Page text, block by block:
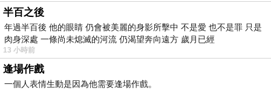
實際上就是想要遠離這個家
弟弟就業後
父母給他買了一套市區的房子
讓他能夠好好做事賺錢
半百之後
年過半百後 他的眼睛 仍會被美麗的身影所擊中 不是愛 也不是罪 只是
肉身深處 一條尚未熄滅的河流 仍渴望奔向遠方 歲月已經
13 小時前
逢場作戲
一個人表情生動是因為他需要逢場作戲。